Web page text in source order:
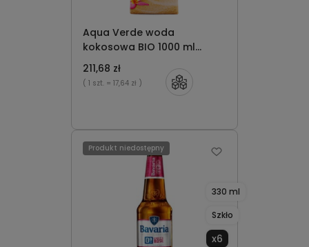
Aqua Verde woda
kokosowa BIO 1000 ml
karton x12
211,68 zł
( 1 szt. = 17,64 zł )
330 ml
Szkło
x6
Produkt niedostępny